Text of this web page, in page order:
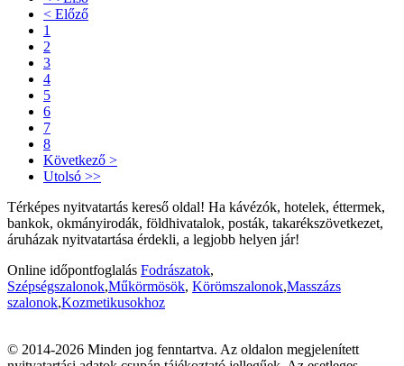
< Előző
1
2
3
4
5
6
7
8
Következő >
Utolsó >>
Térképes nyitvatartás kereső oldal! Ha kávézók, hotelek, éttermek,
bankok, okmányirodák, földhivatalok, posták, takarékszövetkezet,
áruházak nyitvatartása érdekli, a legjobb helyen jár!
Online időpontfoglalás Fodrászatok,
Szépségszalonok,Műkörmösök, Körömszalonok,Masszázs
szalonok,Kozmetikusokhoz
© 2014-2026 Minden jog fenntartva. Az oldalon megjelenített